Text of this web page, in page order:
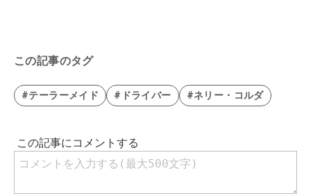
この記事のタグ
#テーラーメイド #ドライバー #ネリー・コルダ